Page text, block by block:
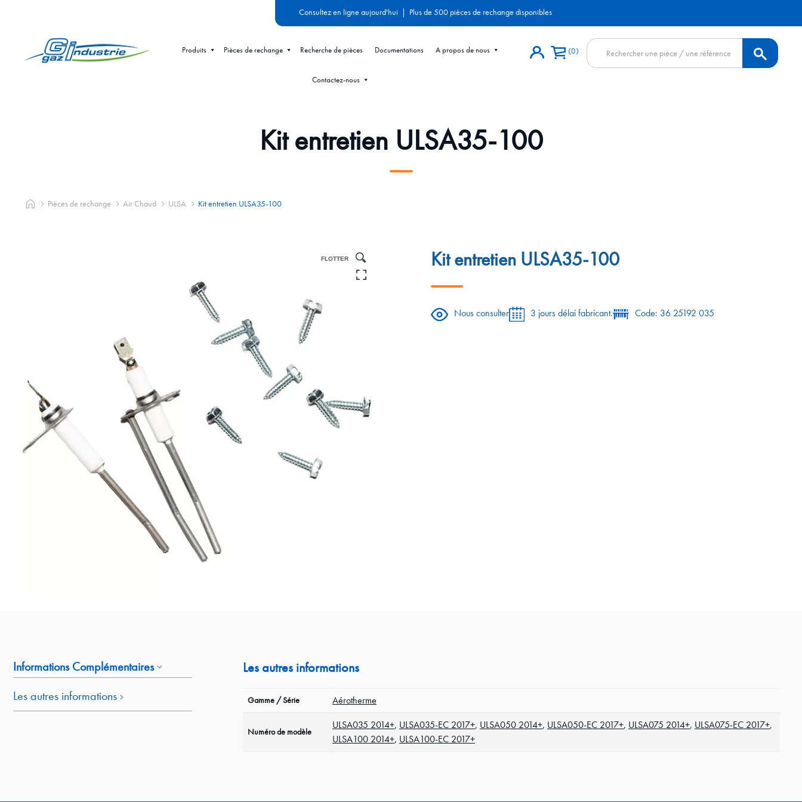
Consultez en ligne aujourd'hui | Plus de 500 pièces de rechange disponibles
Produits Pièces de rechange Recherche de pièces Documentations A propos de nous
Contactez-nous
0 Recherche
de
produits
Kit entretien ULSA35-100
Pièces de rechange Air Chaud ULSA Kit entretien ULSA35-100
FLOTTER Kit entretien ULSA35-100
Nous consulter 3 jours délai fabricant. Code: 36 25192 035
Informations Complémentaires
Les autres informations
Les autres informations
Gamme / Série Aérotherme
Numéro de modèle
ULSA035 2014+, ULSA035-EC 2017+, ULSA050 2014+, ULSA050-EC 2017+, ULSA075 2014+, ULSA075-EC 2017+,
ULSA100 2014+, ULSA100-EC 2017+